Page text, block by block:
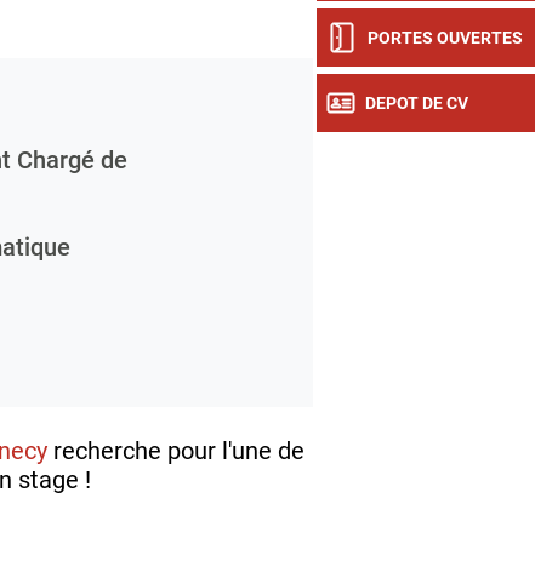
PORTES OUVERTES
DEPOT DE CV
Chargé de
recherche pour l'une de
stage !